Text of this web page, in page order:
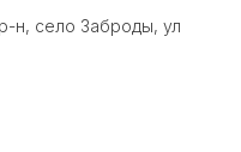
н, село Заброды, ул